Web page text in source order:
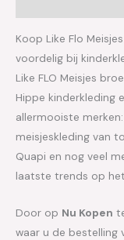
Koop Like Flo
voordelig bij
Like FLO Meisjes
Hippe kinderkleding
allermooiste
meisjeskleding van
Quapi en nog veel
laatste trends op
Door op Nu Kopen
waar u de bestelling